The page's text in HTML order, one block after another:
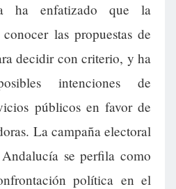
ha enfatizado que la
las propuestas de
decidir con criterio, y ha
intenciones de
públicos en favor de
La campaña electoral
se perfila como
política en el